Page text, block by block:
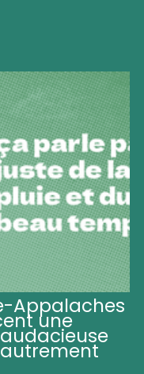
Appalaches
une